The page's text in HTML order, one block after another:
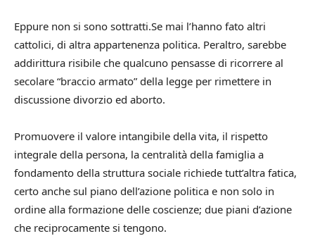
Eppure non si sono sottratti.Se mai l’hanno fato altri
cattolici, di altra appartenenza politica. Peraltro, sarebbe
addirittura risibile che qualcuno pensasse di ricorrere al
secolare “braccio armato” della legge per rimettere in
discussione divorzio ed aborto.
Promuovere il valore intangibile della vita, il rispetto
integrale della persona, la centralità della famiglia a
fondamento della struttura sociale richiede tutt’altra fatica,
certo anche sul piano dell’azione politica e non solo in
ordine alla formazione delle coscienze; due piani d’azione
che reciprocamente si tengono.